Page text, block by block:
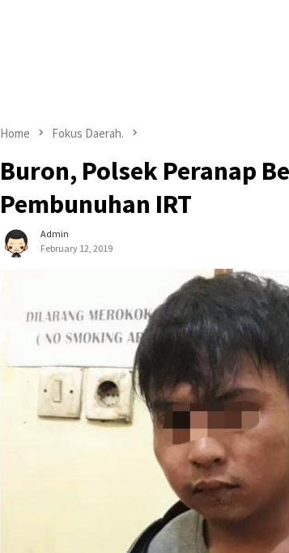
Home Fokus Daerah.
Buron, Polsek Peranap
Pembunuhan IRT
Admin
February 12, 2019